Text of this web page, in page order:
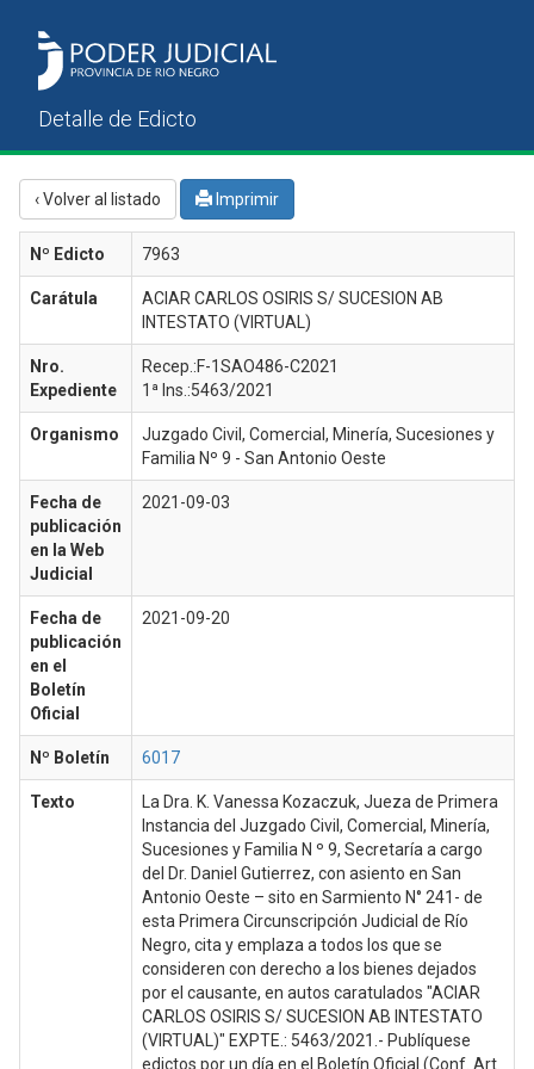
‹ Volver al listado Imprimir
Nº Edicto 7963
Carátula
ACIAR CARLOS OSIRIS S/ SUCESION AB
INTESTATO (VIRTUAL)
Nro.
Expediente
Recep.:F-1SAO486-C2021
1ª Ins.:5463/2021
Organismo
Juzgado Civil, Comercial, Minería, Sucesiones y
Familia Nº 9 - San Antonio Oeste
Fecha de
publicación
en la Web
Judicial
2021-09-03
Fecha de
publicación
en el
Boletín
Oficial
2021-09-20
Nº Boletín 6017
Texto
La Dra. K. Vanessa Kozaczuk, Jueza de Primera
Instancia del Juzgado Civil, Comercial, Minería,
Sucesiones y Familia N º 9, Secretaría a cargo
del Dr. Daniel Gutierrez, con asiento en San
Antonio Oeste – sito en Sarmiento N° 241- de
esta Primera Circunscripción Judicial de Río
Negro, cita y emplaza a todos los que se
consideren con derecho a los bienes dejados
por el causante, en autos caratulados "ACIAR
CARLOS OSIRIS S/ SUCESION AB INTESTATO
(VIRTUAL)" EXPTE.: 5463/2021.- Publíquese
edictos por un día en el Boletín Oficial (Conf. Art.